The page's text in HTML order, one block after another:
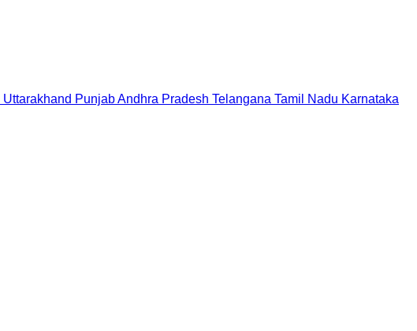
Uttarakhand PunjabAndhra Pradesh Telangana Tamil Nadu Karnataka